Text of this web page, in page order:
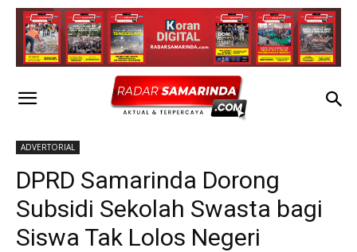
ADVERTORIAL
DPRD Samarinda Dorong
Subsidi Sekolah Swasta bagi
Siswa Tak Lolos Negeri